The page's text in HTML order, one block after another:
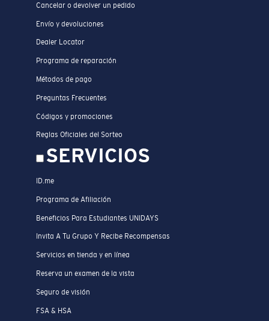
Cancelar o devolver un pedido
Envío y devoluciones
Dealer Locator
Programa de reparación
Métodos de pago
Preguntas Frecuentes
Códigos y promociones
Reglas Oficiales del Sorteo
SERVICIOS
ID.me
Programa de Afiliación
Beneficios Para Estudiantes UNIDAYS
Invita A Tu Grupo Y Recibe Recompensas
Servicios en tienda y en línea
Reserva un examen de la vista
Seguro de visión
FSA & HSA